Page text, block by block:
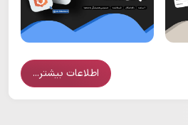
اطلاعات بیشتر...